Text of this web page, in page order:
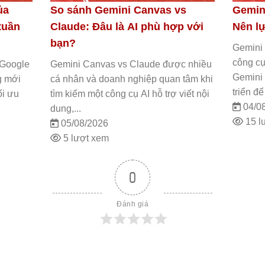
hai
thái
phát
So sánh Gemini Canvas vs
Deep Research: Nên chọn công
cụ nào?
Gemini Canvas vs Deep Research là
hai tính năng AI nổi bật trong hệ sinh
thái Gemini của Google, nhưng được
thiết kế để phục...
03/08/2026
14 lượt xem
chọn
Gemini
hai
được
hoàn
01/
0
Đánh giá